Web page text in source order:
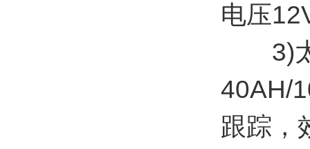
电压
3)太
40AH/
跟踪，